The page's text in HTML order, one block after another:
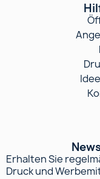
Erhalten Sie
Druck und